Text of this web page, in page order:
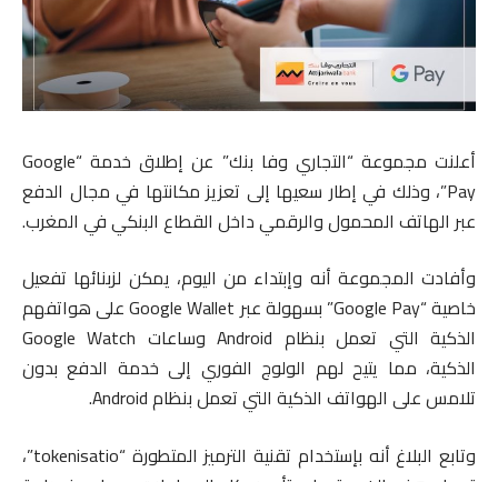
أعلنت مجموعة “التجاري وفا بنك” عن إطلاق خدمة “Google
Pay”، وذلك في إطار سعيها إلى تعزيز مكانتها في مجال الدفع
عبر الهاتف المحمول والرقمي داخل القطاع البنكي في المغرب.
وأفادت المجموعة أنه وإبتداء من اليوم، يمكن لزبنائها تفعيل
خاصية “Google Pay” بسهولة عبر Google Wallet على هواتفهم
الذكية التي تعمل بنظام Android وساعات Google Watch
الذكية، مما يتيح لهم الولوج الفوري إلى خدمة الدفع بدون
تلامس على الهواتف الذكية التي تعمل بنظام Android.
وتابع البلاغ أنه بإستخدام تقنية الترميز المتطورة “tokenisatio”،